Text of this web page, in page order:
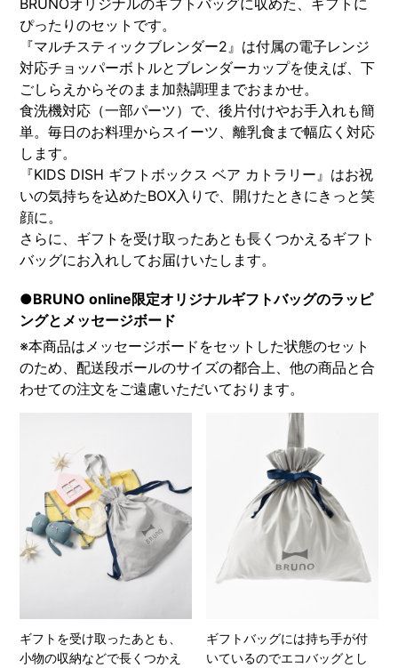
ぴったりのセットです。
『マルチスティックブレンダー2』は付属の電子レンジ
対応チョッパーボトルとブレンダーカップを使えば、下
ごしらえからそのまま加熱調理までおまかせ。
食洗機対応（一部パーツ）で、後片付けやお手入れも簡
単。毎日のお料理からスイーツ、離乳食まで幅広く対応
します。
『KIDS DISH ギフトボックス ベア カトラリー』はお祝
いの気持ちを込めたBOX入りで、開けたときにきっと笑
顔に。
さらに、ギフトを受け取ったあとも長くつかえるギフト
バッグにお入れしてお届けいたします。
●BRUNO online限定オリジナルギフトバッグのラッピ
ングとメッセージボード
※本商品はメッセージボードをセットした状態のセット
のため、配送段ボールのサイズの都合上、他の商品と合
わせての注文をご遠慮いただいております。
ギフトを受け取ったあとも、
小物の収納などで長くつかえ
ギフトバッグには持ち手が付
いているのでエコバッグとし